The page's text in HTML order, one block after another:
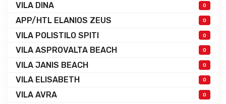
VILA DINA 0
APP/HTL ELANIOS ZEUS 0
VILA POLISTILO SPITI 0
VILA ASPROVALTA BEACH 0
VILA JANIS BEACH 0
VILA ELISABETH 0
VILA AVRA 0